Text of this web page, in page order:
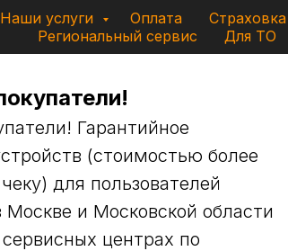
Наши услуги Оплата Страховка
Региональный сервис
Для ТО
Гарантийное
(стоимостью более
для пользователей
и Московской области
центрах по